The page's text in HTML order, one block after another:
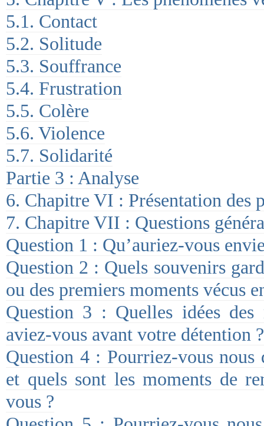
5.1. Contact
5.2. Solitude
5.3. Souffrance
5.4. Frustration
5.5. Colère
5.6. Violence
5.7. Solidarité
Partie 3 : Analyse
6. Chapitre VI : Présentation des
7. Chapitre VII : Questions
Question 1 : Qu’auriez-vous
Question 2 : Quels souvenirs
ou des premiers moments vécus
Question 3 : Quelles idées des
aviez-vous avant votre détention ?
Question 4 : Pourriez-vous nous
et quels sont les moments de
vous ?